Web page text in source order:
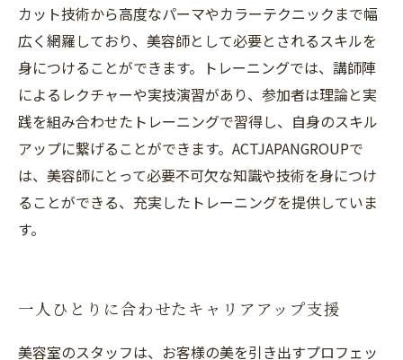
カット技術から高度なパーマやカラーテクニックまで幅
広く網羅しており、美容師として必要とされるスキルを
身につけることができます。トレーニングでは、講師陣
によるレクチャーや実技演習があり、参加者は理論と実
践を組み合わせたトレーニングで習得し、自身のスキル
アップに繋げることができます。ACTJAPANGROUPで
は、美容師にとって必要不可欠な知識や技術を身につけ
ることができる、充実したトレーニングを提供していま
す。
一人ひとりに合わせたキャリアアップ支援
美容室のスタッフは、お客様の美を引き出すプロフェッ